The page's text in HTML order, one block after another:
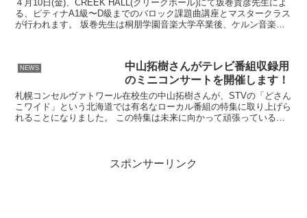
４月10日(金)、CREEK HALL(クリークホール)にて坂巻貴彦先生によ
る、ピティナA1級〜D級までのバロック課題曲講座とマスタークラス
が行われます。 坂巻先生は桐朋学園音楽大学卒業後、ケルン音楽舞
NEWS
中山拓樹さんがテレビ番組収録用
のミニコンサートを開催します！
札幌コンセルヴァトワール在校生の中山拓樹さんが、STVの「どさん
こワイド」という北海道では有名なローカル番組の特集に取り上げら
れることになりました。 この特集は未来に向かって頑張っている若
スポンサーリンク